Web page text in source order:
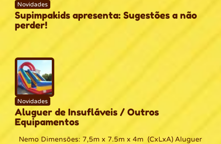
Novidades
Supimpakids apresenta: Sugestões a não
perder!
Novidades
Aluguer de Insufláveis / Outros
Equipamentos
Nemo Dimensões: 7,5m x 7.5m x 4m (CxLxA) Aluguer